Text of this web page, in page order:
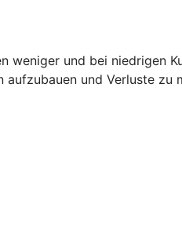
weniger und bei niedrigen
und Verluste zu